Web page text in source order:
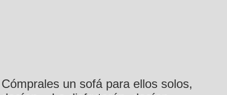
Cómprales un sofá para ellos solos,